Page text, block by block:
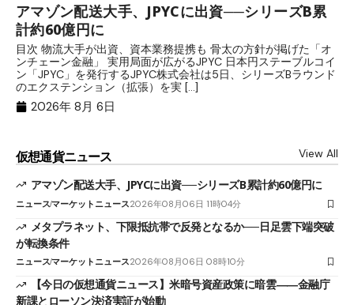
アマゾン配送大手、JPYCに出資──シリーズB累
計約60億円に
目次 物流大手が出資、資本業務提携も 骨太の方針が掲げた「オ
ンチェーン金融」 実用局面が広がるJPYC 日本円ステーブルコイ
ン「JPYC」を発行するJPYC株式会社は5日、シリーズBラウンド
のエクステンション（拡張）を実 […]
2026年 8月 6日
仮想通貨ニュース View All
アマゾン配送大手、JPYCに出資──シリーズB累計約60億円に
ニュースマーケットニュース2026年08月06日 11時04分
メタプラネット、下限抵抗帯で反発となるか──日足雲下端突破
が転換条件
ニュースマーケットニュース2026年08月06日 08時10分
【今日の仮想通貨ニュース】米暗号資産政策に暗雲――金融庁
新課とローソン決済実証が始動